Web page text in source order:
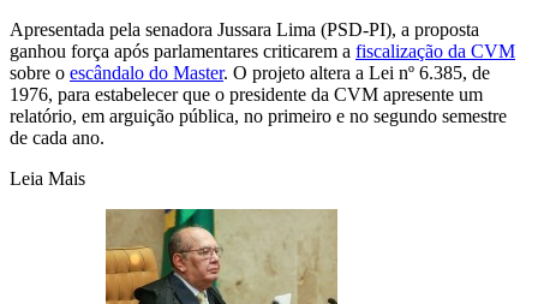
Apresentada pela senadora Jussara Lima (PSD-PI), a proposta
ganhou força após parlamentares criticarem a fiscalização da CVM
sobre o escândalo do Master. O projeto altera a Lei nº 6.385, de
1976, para estabelecer que o presidente da CVM apresente um
relatório, em arguição pública, no primeiro e no segundo semestre
de cada ano.
Leia Mais